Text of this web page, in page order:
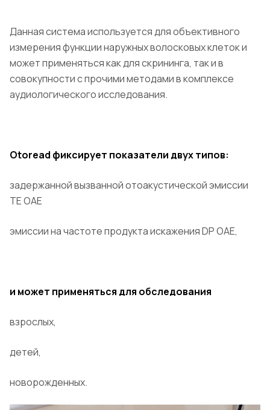
Данная система используется для объективного
измерения функции наружных волосковых клеток и
может применяться как для скрининга, так и в
совокупности с прочими методами в комплексе
аудиологического исследования.
Otoread фиксирует показатели двух типов:
задержанной вызванной отоакустической эмиссии
TE OAE
эмиссии на частоте продукта искажения DP OAE,
и может применяться для обследования
взрослых,
детей,
новорожденных.